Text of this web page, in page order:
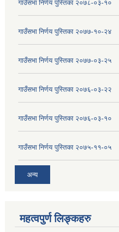
गाउँसभा निर्णय पुस्तिका २०७८-०३-१०
गाउँसभा निर्णय पुस्तिका २०७७-१०-२४
गाउँसभा निर्णय पुस्तिका २०७७-०३-२५
गाउँसभा निर्णय पुस्तिका २०७६-०३-२२
गाउँसभा निर्णय पुस्तिका २०७६-०३-१०
गाउँसभा निर्णय पुस्तिका २०७५-११-०५
अन्य
महत्वपुर्ण लिङ्कहरु